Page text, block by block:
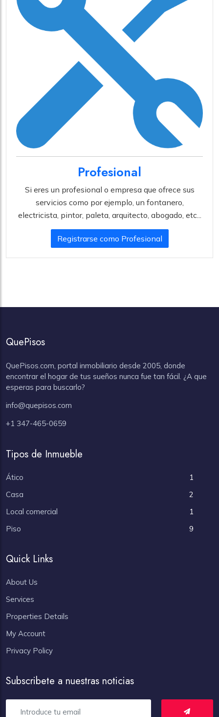
Profesional
Si eres un profesional o empresa que ofrece sus
servicios como por ejemplo, un fontanero,
electricista, pintor, paleta, arquitecto, abogado, etc...
Registrarse como Profesional
QuePisos
QuePisos.com, portal inmobiliario desde 2005, donde
encontrar el hogar de tus sueños nunca fue tan fácil. ¿A que
esperas para buscarlo?
info@quepisos.com
+1 347-465-0659
Tipos de Inmueble
Ático
1
Casa
2
Local comercial
1
Piso
9
Quick Links
About Us
Services
Properties Details
My Account
Privacy Policy
Subscribete a nuestras noticias